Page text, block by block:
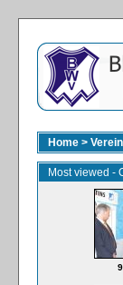
Home > Verein
Most viewed -